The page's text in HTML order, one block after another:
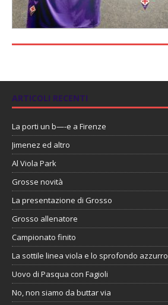
ARTICOLI RECENTI
La porti un b—-e a Firenze
Jimenez ed altro
Al Viola Park
Grosse novità
La presentazione di Grosso
Grosso allenatore
Campionato finito
La sottile linea viola e lo sprofondo azzurro
Uovo di Pasqua con Fagioli
No, non siamo da buttar via